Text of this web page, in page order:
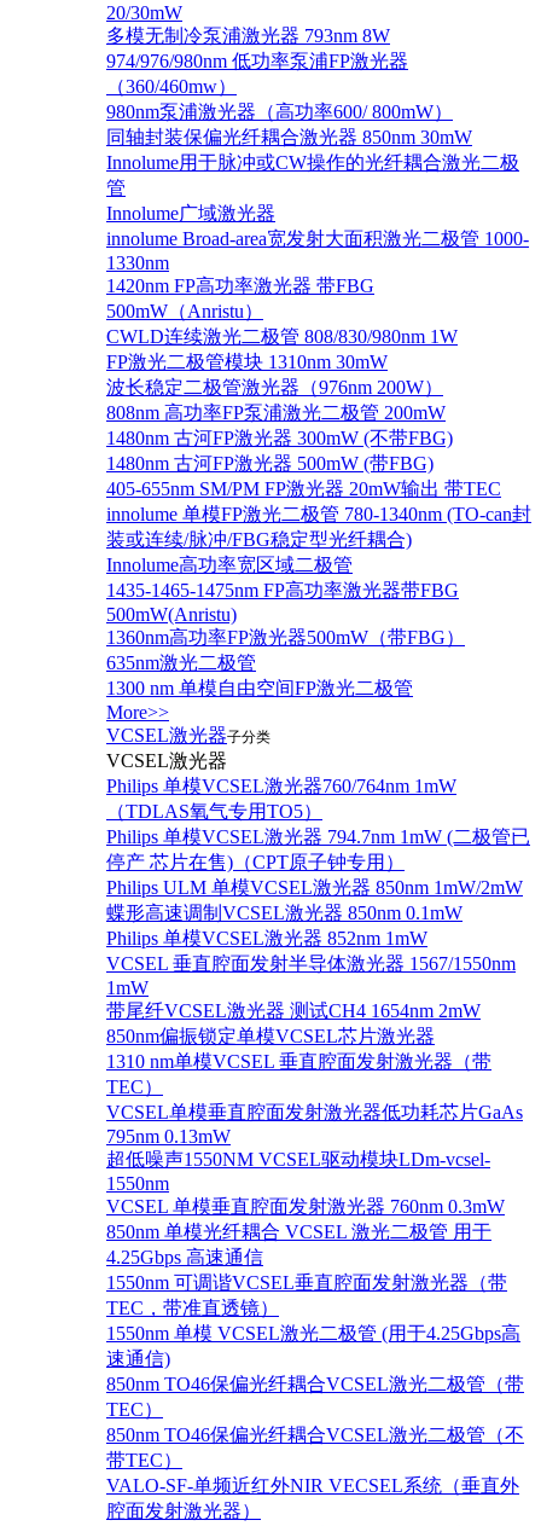
20/30mW
多模无制冷泵浦激光器 793nm 8W
974/976/980nm 低功率泵浦FP激光器
（360/460mw）
980nm泵浦激光器（高功率600/ 800mW）
同轴封装保偏光纤耦合激光器 850nm 30mW
Innolume用于脉冲或CW操作的光纤耦合激光二极
管
Innolume广域激光器
innolume Broad-area宽发射大面积激光二极管 1000-
1330nm
1420nm FP高功率激光器 带FBG
500mW（Anristu）
CWLD连续激光二极管 808/830/980nm 1W
FP激光二极管模块 1310nm 30mW
波长稳定二极管激光器（976nm 200W）
808nm 高功率FP泵浦激光二极管 200mW
1480nm 古河FP激光器 300mW (不带FBG)
1480nm 古河FP激光器 500mW (带FBG)
405-655nm SM/PM FP激光器 20mW输出 带TEC
innolume 单模FP激光二极管 780-1340nm (TO-can封
装或连续/脉冲/FBG稳定型光纤耦合)
Innolume高功率宽区域二极管
1435-1465-1475nm FP高功率激光器带FBG
500mW(Anristu)
1360nm高功率FP激光器500mW（带FBG）
635nm激光二极管
1300 nm 单模自由空间FP激光二极管
More>>
VCSEL激光器子分类
VCSEL激光器
Philips 单模VCSEL激光器760/764nm 1mW
（TDLAS氧气专用TO5）
Philips 单模VCSEL激光器 794.7nm 1mW (二极管已
停产 芯片在售)（CPT原子钟专用）
Philips ULM 单模VCSEL激光器 850nm 1mW/2mW
蝶形高速调制VCSEL激光器 850nm 0.1mW
Philips 单模VCSEL激光器 852nm 1mW
VCSEL 垂直腔面发射半导体激光器 1567/1550nm
1mW
带尾纤VCSEL激光器 测试CH4 1654nm 2mW
850nm偏振锁定单模VCSEL芯片激光器
1310 nm单模VCSEL 垂直腔面发射激光器（带
TEC）
VCSEL单模垂直腔面发射激光器低功耗芯片GaAs
795nm 0.13mW
超低噪声1550NM VCSEL驱动模块LDm-vcsel-
1550nm
VCSEL 单模垂直腔面发射激光器 760nm 0.3mW
850nm 单模光纤耦合 VCSEL 激光二极管 用于
4.25Gbps 高速通信
1550nm 可调谐VCSEL垂直腔面发射激光器（带
TEC，带准直透镜）
1550nm 单模 VCSEL激光二极管 (用于4.25Gbps高
速通信)
850nm TO46保偏光纤耦合VCSEL激光二极管（带
TEC）
850nm TO46保偏光纤耦合VCSEL激光二极管（不
带TEC）
VALO-SF-单频近红外NIR VECSEL系统（垂直外
腔面发射激光器）